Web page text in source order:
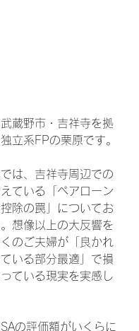
蔵野市・吉祥寺を拠
立系FPの栗原です。
は、吉祥寺周辺での
ている「ペアローン
除の罠」についてお
想像以上の大反響を
のご夫婦が「良かれ
いる部分最適」で損
ている現実を実感し
の評価額がいくらに